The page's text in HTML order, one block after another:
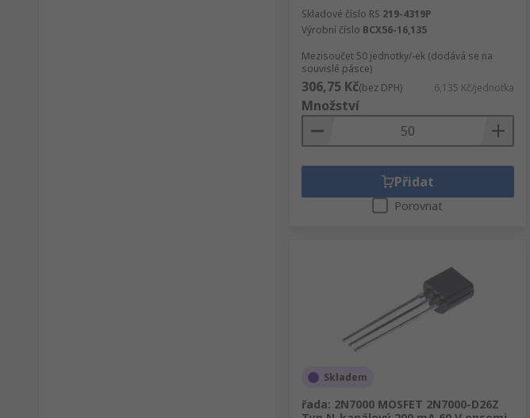
Skladové číslo RS 219-4319P
Výrobní číslo BCX56-16,135
Mezisoučet 50 jednotky/-ek (dodává se na
souvislé pásce)
306,75 Kč(bez DPH) 6,135 Kč/jednotka
Množství
Přidat
Porovnat
Skladem
řada: 2N7000 MOSFET 2N7000-D26Z